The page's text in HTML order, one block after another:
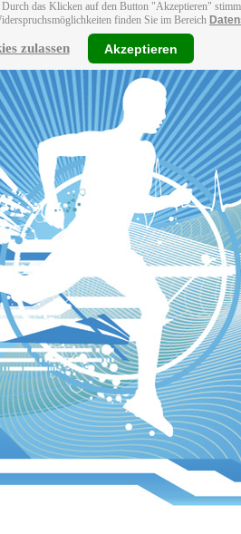
das Klicken auf den Button "Akzeptieren"
finden Sie im Bereich
zulassen Akzeptieren